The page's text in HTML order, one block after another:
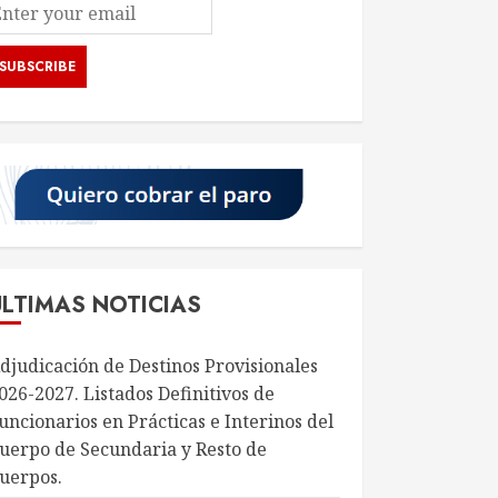
NOTICIAS
de Destinos Provisionales
2027. Listados Definitivos de
en Prácticas e Interinos del
de Secundaria y Resto de